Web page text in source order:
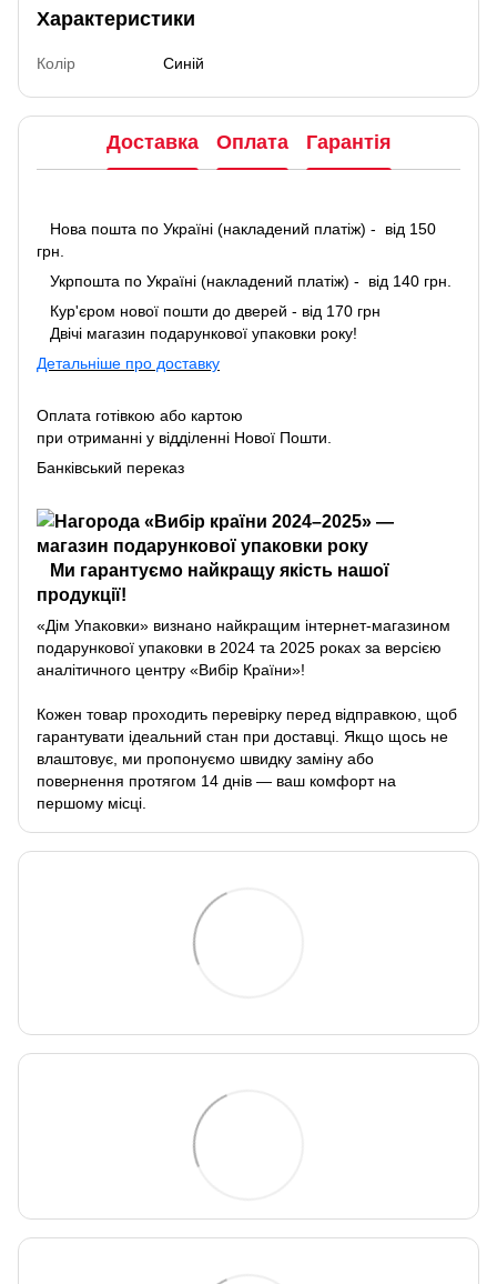
Характеристики
Колір Синій
Доставка Оплата Гарантія
Нова пошта по Україні (накладений платіж) - від 150
грн.
Укрпошта по Україні (накладений платіж) - від 140 грн.
Кур'єром нової пошти до дверей - від 170 грн
Двічі магазин подарункової упаковки року!
Детальніше про доставку
Оплата готівкою або картою
при отриманні у відділенні Нової Пошти.
Банківський переказ
Ми гарантуємо найкращу якість нашої
продукції!
«Дім Упаковки» визнано найкращим інтернет-магазином
подарункової упаковки в 2024 та 2025 роках за версією
аналітичного центру «Вибір Країни»!
Кожен товар проходить перевірку перед відправкою, щоб
гарантувати ідеальний стан при доставці. Якщо щось не
влаштовує, ми пропонуємо швидку заміну або
повернення протягом 14 днів — ваш комфорт на
першому місці.